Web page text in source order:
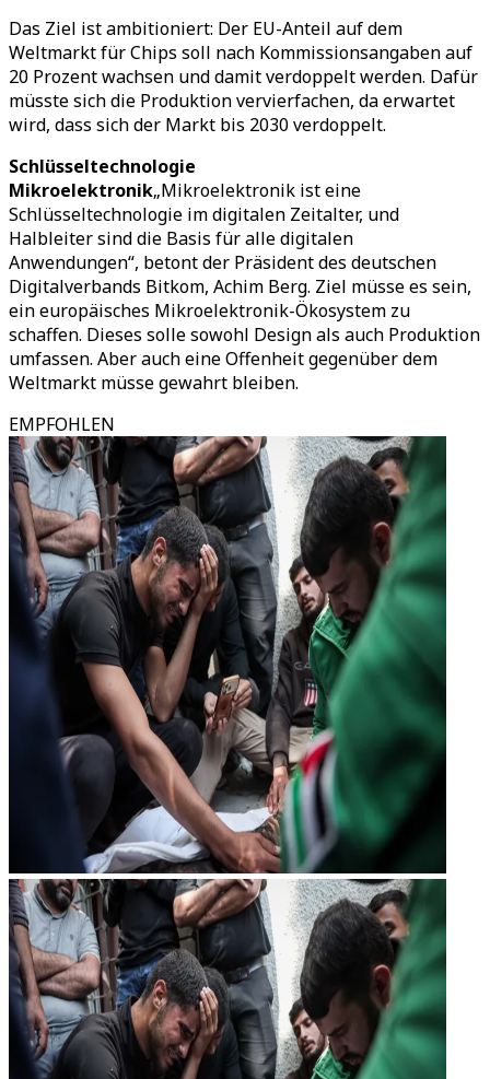
Das Ziel ist ambitioniert: Der EU-Anteil auf dem
Weltmarkt für Chips soll nach Kommissionsangaben auf
20 Prozent wachsen und damit verdoppelt werden. Dafür
müsste sich die Produktion vervierfachen, da erwartet
wird, dass sich der Markt bis 2030 verdoppelt.
Schlüsseltechnologie
Mikroelektronik„Mikroelektronik ist eine
Schlüsseltechnologie im digitalen Zeitalter, und
Halbleiter sind die Basis für alle digitalen
Anwendungen“, betont der Präsident des deutschen
Digitalverbands Bitkom, Achim Berg. Ziel müsse es sein,
ein europäisches Mikroelektronik-Ökosystem zu
schaffen. Dieses solle sowohl Design als auch Produktion
umfassen. Aber auch eine Offenheit gegenüber dem
Weltmarkt müsse gewahrt bleiben.
EMPFOHLEN